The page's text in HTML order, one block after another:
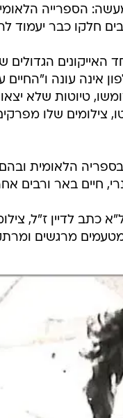
הספרייה
חלקו כבר יעמוד
בשנת 2014 והוא בן 68, נחשב אחד
אינה עונה ו"החיים
טיוטות שלא
צילומים שלו
הלאומית ובהם
חיים באר ורבים
כתב לדיין ז"ל,
מטעמים מרגשים